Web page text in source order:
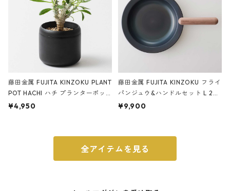
藤田金属 FUJITA KINZOKU PLANT
POT HACHI ハチ プランターポッ
ト 3号 ブラック
¥4,950
藤田金属 FUJITA KINZOKU フライ
パンジュウ&ハンドルセット L 24c
m ガス火・IH対応 鉄フライパン
¥9,900
全アイテムを見る